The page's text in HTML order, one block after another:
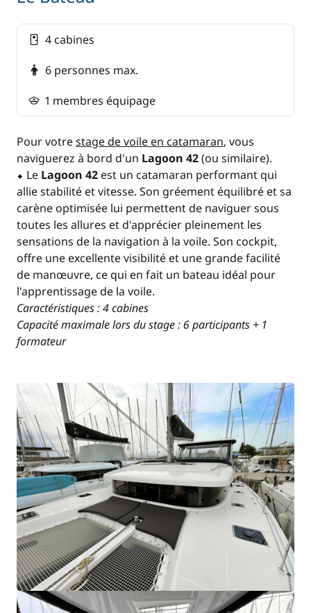
4 cabines
6 personnes max.
1 membres équipage
Pour votrestage de voile en catamaran, vous
naviguerez à bord d'un Lagoon 42(ou similaire).
⬥ Le Lagoon 42 est un catamaran performant qui
allie stabilité et vitesse. Son gréement équilibré et sa
carène optimisée lui permettent de naviguer sous
toutes les allures et d'apprécier pleinement les
sensations de la navigation à la voile. Son cockpit,
offre une excellente visibilité et une grande facilité
de manœuvre, ce qui en fait un bateau idéal pour
l'apprentissage de la voile.
Caractéristiques : 4 cabines
Capacité maximale lors du stage : 6 participants + 1
formateur